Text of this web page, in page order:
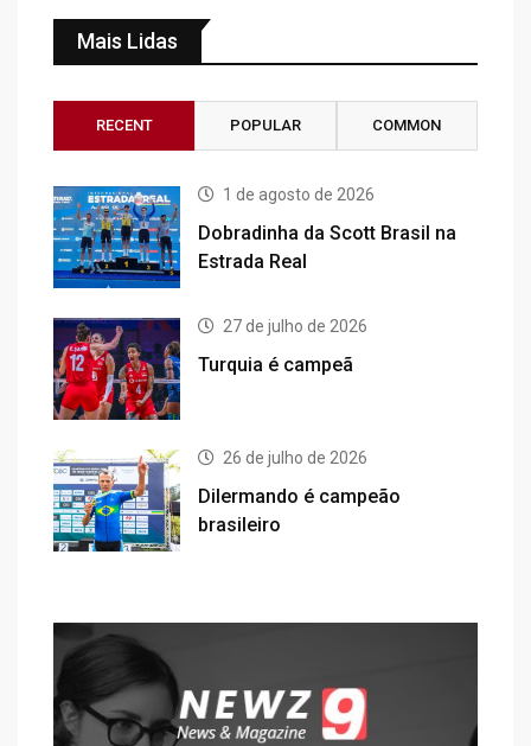
Mais Lidas
RECENT POPULAR COMMON
1 de agosto de 2026
Dobradinha da Scott Brasil na
Estrada Real
27 de julho de 2026
Turquia é campeã
26 de julho de 2026
Dilermando é campeão
brasileiro